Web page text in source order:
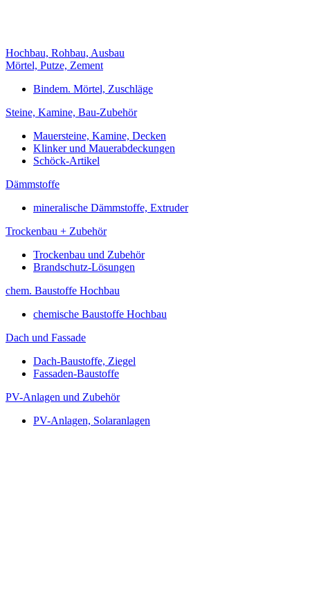
Hochbau, Rohbau, Ausbau
Mörtel, Putze, Zement
Bindem. Mörtel, Zuschläge
Steine, Kamine, Bau-Zubehör
Mauersteine, Kamine, Decken
Klinker und Mauerabdeckungen
Schöck-Artikel
Dämmstoffe
mineralische Dämmstoffe, Extruder
Trockenbau + Zubehör
Trockenbau und Zubehör
Brandschutz-Lösungen
chem. Baustoffe Hochbau
chemische Baustoffe Hochbau
Dach und Fassade
Dach-Baustoffe, Ziegel
Fassaden-Baustoffe
PV-Anlagen und Zubehör
PV-Anlagen, Solaranlagen